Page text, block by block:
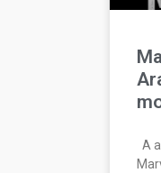
A